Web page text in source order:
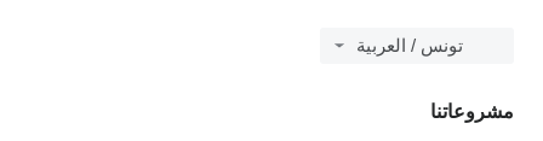
تونس / العربية
مشروعاتنا